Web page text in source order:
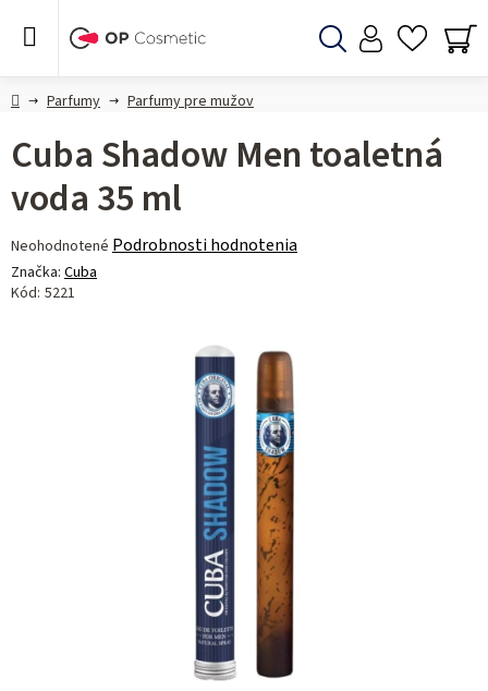
DomovParfumy Parfumy pre mužov
Cuba Shadow Men toaletná
voda 35 ml
Priemerné
hodnotenie
produktu
Neohodnotené Podrobnosti hodnotenia
Značka: Cuba
Kód: 5221